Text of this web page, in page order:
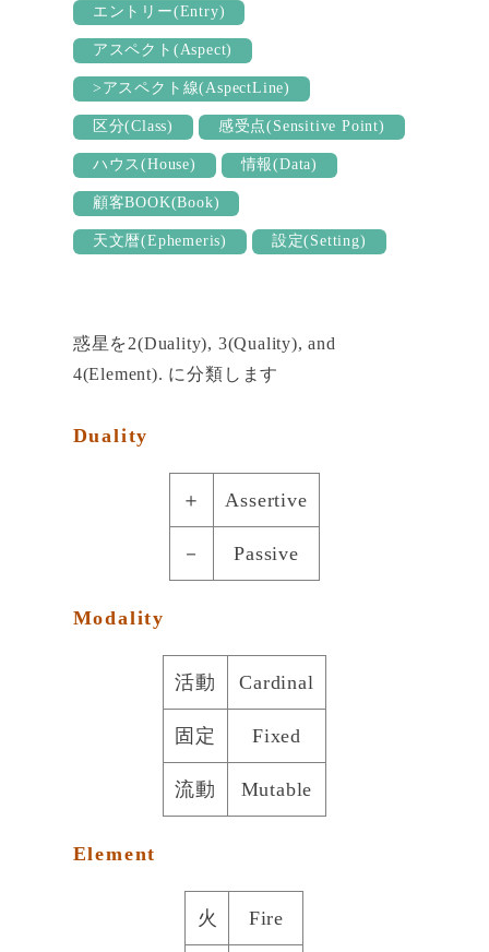
ok r
es
t
bl
r
エントリー(Entry)
アスペクト(Aspect)
>アスペクト線(AspectLine)
区分(Class) 感受点(Sensitive Point)
ハウス(House) 情報(Data)
顧客BOOK(Book)
天文暦(Ephemeris) 設定(Setting)
惑星を2(Duality), 3(Quality), and
4(Element). に分類します
Duality
＋ Assertive
－ Passive
Modality
活動 Cardinal
固定 Fixed
流動 Mutable
Element
火 Fire